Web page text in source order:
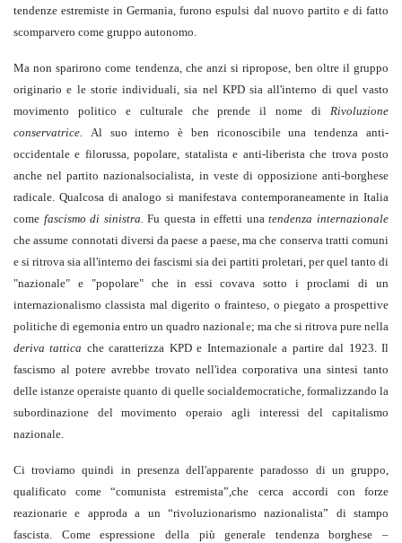
tendenze estremiste in Germania, furono espulsi dal nuovo partito e di fatto
scomparvero come gruppo autonomo.
Ma non sparirono come tendenza, che anzi si ripropose, ben oltre il gruppo
originario e le storie individuali, sia nel KPD sia all'interno di quel vasto
movimento politico e culturale che prende il nome di Rivoluzione
conservatrice. Al suo interno è ben riconoscibile una tendenza anti-
occidentale e filorussa, popolare, statalista e anti-liberista che trova posto
anche nel partito nazionalsocialista, in veste di opposizione anti-borghese
radicale. Qualcosa di analogo si manifestava contemporaneamente in Italia
come fascismo di sinistra.Fu questa in effetti unatendenza internazionale
che assume connotati diversi da paese a paese, ma che conserva tratti comuni
e si ritrova sia all'interno dei fascismi sia dei partiti proletari, per quel tanto di
"nazionale" e "popolare" che in essi covava sotto i proclami di un
internazionalismo classista mal digerito o frainteso, o piegato a prospettive
politiche di egemonia entro un quadro nazionale; ma che si ritrova pure nella
deriva tattica che caratterizza KPD e Internazionale a partire dal 1923. Il
fascismo al potere avrebbe trovato nell'idea corporativa una sintesi tanto
delle istanze operaiste quanto di quelle socialdemocratiche, formalizzando la
subordinazione del movimento operaio agli interessi del capitalismo
nazionale.
Ci troviamo quindi in presenza dell'apparente paradosso di un gruppo,
qualificato come “comunista estremista”,che cerca accordi con forze
reazionarie e approda a un “rivoluzionarismo nazionalista” di stampo
fascista. Come espressione della più generale tendenza borghese –